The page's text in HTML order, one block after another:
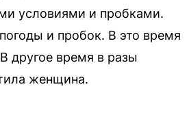
условиями и пробками.
и пробок. В это время
другое время в разы
женщина.